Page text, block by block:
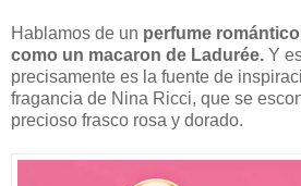
Hablamos de un perfume
como un macaron de Ladurée. Y
precisamente es la fuente de
fragancia de Nina Ricci, que se
precioso frasco rosa y dorado.